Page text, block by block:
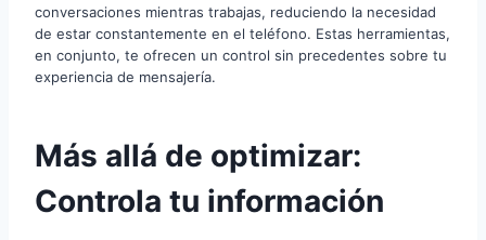
conversaciones mientras trabajas, reduciendo la necesidad
de estar constantemente en el teléfono. Estas herramientas,
en conjunto, te ofrecen un control sin precedentes sobre tu
experiencia de mensajería.
Más allá de optimizar:
Controla tu información